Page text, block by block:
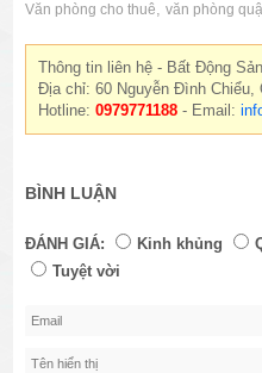
Văn phòng cho thuê ,văn phòng
Thông tin liên hệ - Bất Động
Địa chỉ: 60 Nguyễn Đình Chiểu,
Hotline:0979771188 - Email:
BÌNH LUẬN
ĐÁNH GIÁ: Kinh khủng
Tuyệt vời